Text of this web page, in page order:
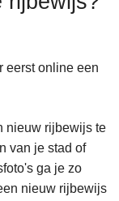
eerst online een
nieuw rijbewijs te
van je stad of
ga je zo
nieuw rijbewijs